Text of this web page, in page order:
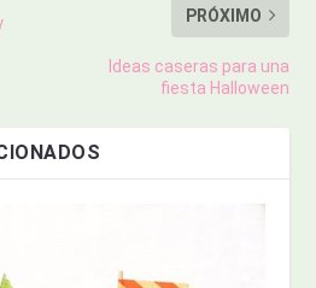
PRÓXIMO
Ideas caseras para una
fiesta Halloween